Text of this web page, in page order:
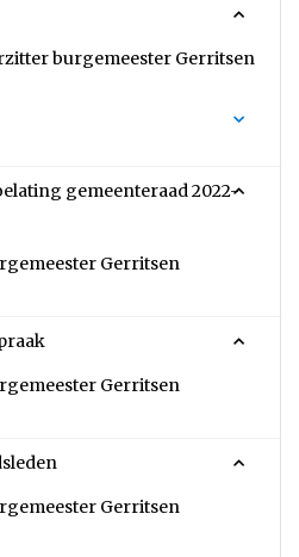
burgemeester Gerritsen
gemeenteraad 2022-
Gerritsen
Gerritsen
Gerritsen